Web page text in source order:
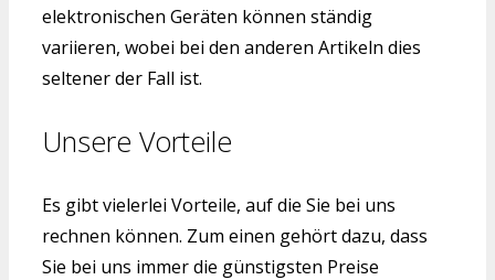
elektronischen Geräten können ständig
variieren, wobei bei den anderen Artikeln dies
seltener der Fall ist.
Unsere Vorteile
Es gibt vielerlei Vorteile, auf die Sie bei uns
rechnen können. Zum einen gehört dazu, dass
Sie bei uns immer die günstigsten Preise